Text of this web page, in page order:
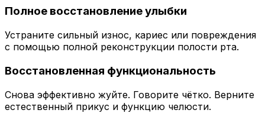
Полное восстановление улыбки
Устраните сильный износ, кариес или повреждения
с помощью полной реконструкции полости рта.
Восстановленная функциональность
Снова эффективно жуйте. Говорите чётко. Верните
естественный прикус и функцию челюсти.